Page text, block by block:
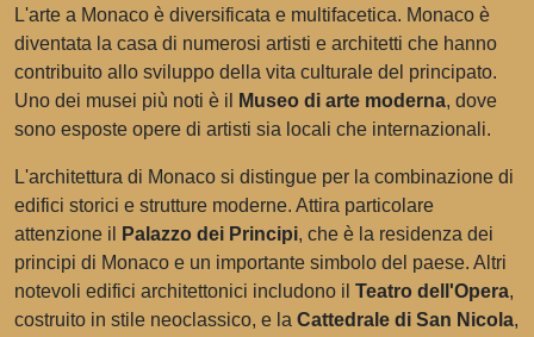
L'arte a Monaco è diversificata e multifacetica. Monaco è
diventata la casa di numerosi artisti e architetti che hanno
contribuito allo sviluppo della vita culturale del principato.
Uno dei musei più noti è il
Museo di arte moderna, dove
sono esposte opere di artisti sia locali che internazionali.
L'architettura di Monaco si distingue per la combinazione di
edifici storici e strutture moderne. Attira particolare
attenzione il
Palazzo dei Principi, che è la residenza dei
principi di Monaco e un importante simbolo del paese. Altri
notevoli edifici architettonici includono il Teatro dell'Opera,
costruito in stile neoclassico, e la Cattedrale di San Nicola,